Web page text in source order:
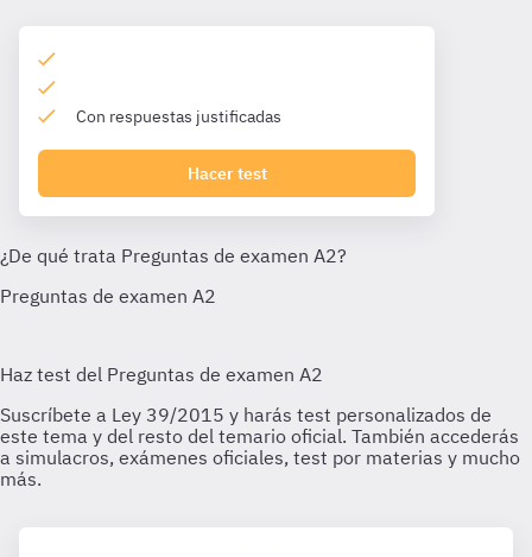
Con respuestas justificadas
Hacer test